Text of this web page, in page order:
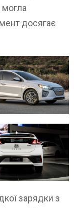
могла
досягає
зарядки з